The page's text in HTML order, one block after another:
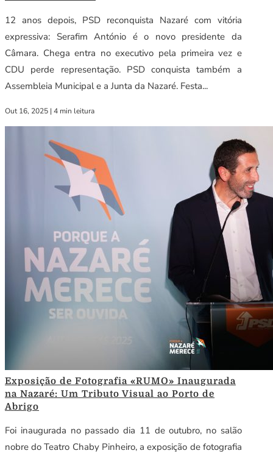
12 anos depois, PSD reconquista Nazaré com vitória
expressiva: Serafim António é o novo presidente da
Câmara. Chega entra no executivo pela primeira vez e
CDU perde representação. PSD conquista também a
Assembleia Municipal e a Junta da Nazaré. Festa...
Out 16, 2025 | 4 min leitura
Exposição de Fotografia «RUMO» Inaugurada
na Nazaré: Um Tributo Visual ao Porto de
Abrigo
Foi inaugurada no passado dia 11 de outubro, no salão
nobre do Teatro Chaby Pinheiro, a exposição de fotografia